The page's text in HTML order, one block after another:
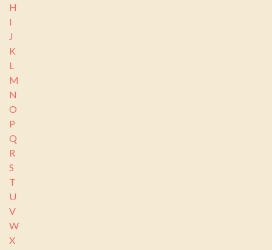
H
I
J
K
L
M
N
O
P
Q
R
S
T
U
V
W
X